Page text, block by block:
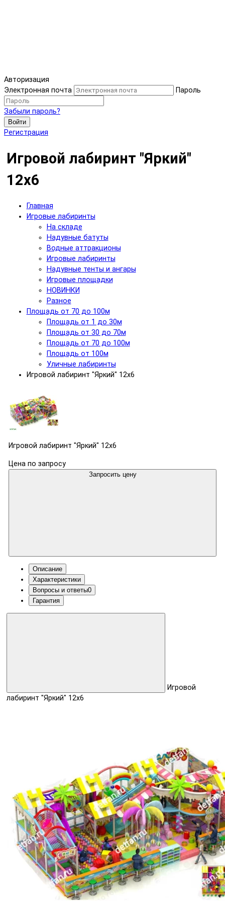
Авторизация
Электронная почта
Пароль
Забыли пароль?
Войти
Регистрация
Игровой лабиринт "Яркий"
12х6
Главная
Игровые лабиринты
На складе
Надувные батуты
Водные аттракционы
Игровые лабиринты
Надувные тенты и ангары
Игровые площадки
НОВИНКИ
Разное
Площадь от 70 до 100м
Площадь от 1 до 30м
Площадь от 30 до 70м
Площадь от 70 до 100м
Площадь от 100м
Уличные лабиринты
Игровой лабиринт "Яркий" 12х6
Игровой лабиринт "Яркий" 12х6
Цена по запросу
Запросить цену
Описание
Характеристики
Вопросы и ответы0
Гарантия
Игровой
лабиринт "Яркий" 12х6